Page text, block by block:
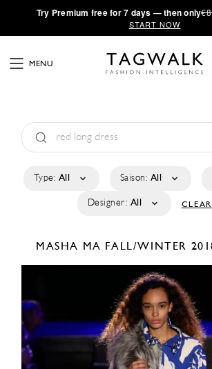
·Try Premium free for 7 days — then only
START NOW
MENU
Type: All Saison: All
Designer: All
MASHA MA FALL/WINTER